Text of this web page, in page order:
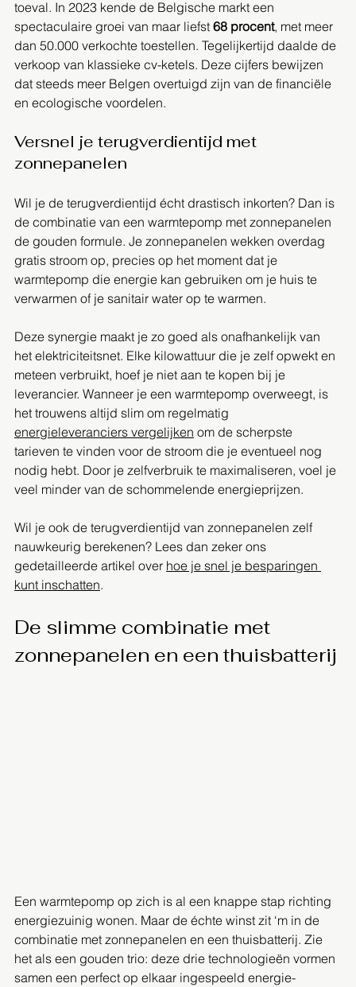
toeval. In 2023 kende de Belgische markt een
spectaculaire groei van maar liefst 68 procent, met meer
dan 50.000 verkochte toestellen. Tegelijkertijd daalde de
verkoop van klassieke cv-ketels. Deze cijfers bewijzen
dat steeds meer Belgen overtuigd zijn van de financiële
en ecologische voordelen.
Versnel je terugverdientijd met
zonnepanelen
Wil je de terugverdientijd écht drastisch inkorten? Dan is
de combinatie van een warmtepomp met zonnepanelen
de gouden formule. Je zonnepanelen wekken overdag
gratis stroom op, precies op het moment dat je
warmtepomp die energie kan gebruiken om je huis te
verwarmen of je sanitair water op te warmen.
Deze synergie maakt je zo goed als onafhankelijk van
het elektriciteitsnet. Elke kilowattuur die je zelf opwekt en
meteen verbruikt, hoef je niet aan te kopen bij je
leverancier. Wanneer je een warmtepomp overweegt, is
het trouwens altijd slim om regelmatig
energieleveranciers vergelijken om de scherpste
tarieven te vinden voor de stroom die je eventueel nog
nodig hebt. Door je zelfverbruik te maximaliseren, voel je
veel minder van de schommelende energieprijzen.
Wil je ook de terugverdientijd van zonnepanelen zelf
nauwkeurig berekenen? Lees dan zeker ons
gedetailleerde artikel over hoe je snel je besparingen
kunt inschatten.
De slimme combinatie met
zonnepanelen en een thuisbatterij
Een warmtepomp op zich is al een knappe stap richting
energiezuinig wonen. Maar de échte winst zit ‘m in de
combinatie met zonnepanelen en een thuisbatterij. Zie
het als een gouden trio: deze drie technologieën vormen
samen een perfect op elkaar ingespeeld energie-